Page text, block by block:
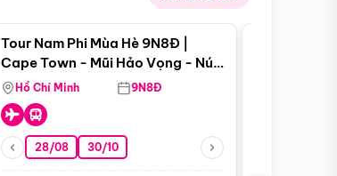
Tour Nam Phi Mùa Hè 9N8Đ |
Cape Town - Mũi Hảo Vọng - Núi
Bàn - Johannesburg - Pretoria -
Safari - Lodge
Hồ Chí Minh 9N8Đ
28/08 30/10